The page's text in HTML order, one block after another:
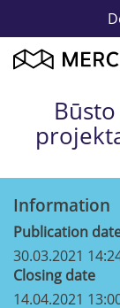
Information
Publication
30.03.2021
Closing date
14.04.2021